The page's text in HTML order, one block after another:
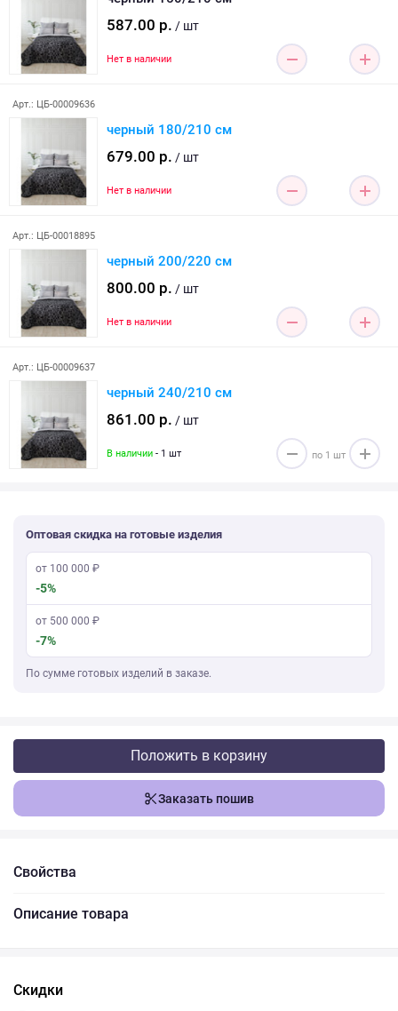
587.00 р. / шт
Нет в наличии
Арт.: ЦБ-00009636
черный 180/210 см
679.00 р. / шт
Нет в наличии
Арт.: ЦБ-00018895
черный 200/220 см
800.00 р. / шт
Нет в наличии
Арт.: ЦБ-00009637
черный 240/210 см
861.00 р. / шт
В наличии - 1 шт
Оптовая скидка на готовые изделия
от 100 000 ₽
-5%
от 500 000 ₽
-7%
По сумме готовых изделий в заказе.
Положить в корзину
Заказать пошив
Свойства
Описание товара
Скидки